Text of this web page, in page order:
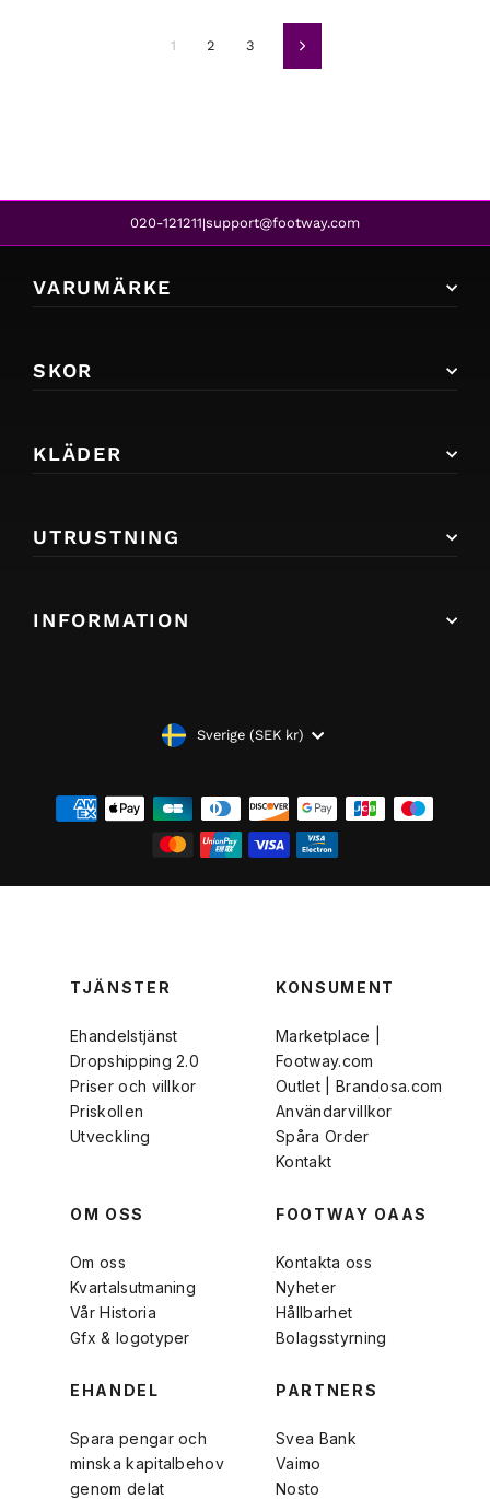
1 2 3 Nästa
020-121211|support@footway.com
VARUMÄRKE
SKOR
KLÄDER
UTRUSTNING
INFORMATION
VALUTASverige (SEK kr)
TJÄNSTER
Ehandelstjänst
Dropshipping 2.0
Priser och villkor
Priskollen
Utveckling
KONSUMENT
Marketplace |
Footway.com
Outlet | Brandosa.com
Användarvillkor
Spåra Order
Kontakt
OM OSS
Om oss
Kvartalsutmaning
Vår Historia
Gfx & logotyper
FOOTWAY OAAS
Kontakta oss
Nyheter
Hållbarhet
Bolagsstyrning
EHANDEL
Spara pengar och
minska kapitalbehov
genom delat
PARTNERS
Svea Bank
Vaimo
Nosto